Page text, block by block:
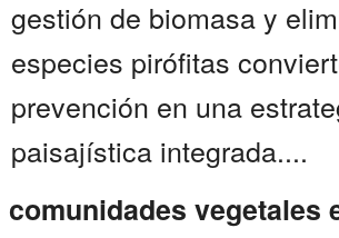
gestión de biomasa y
especies pirófitas
prevención en una
paisajística integrada....
comunidades vegetales